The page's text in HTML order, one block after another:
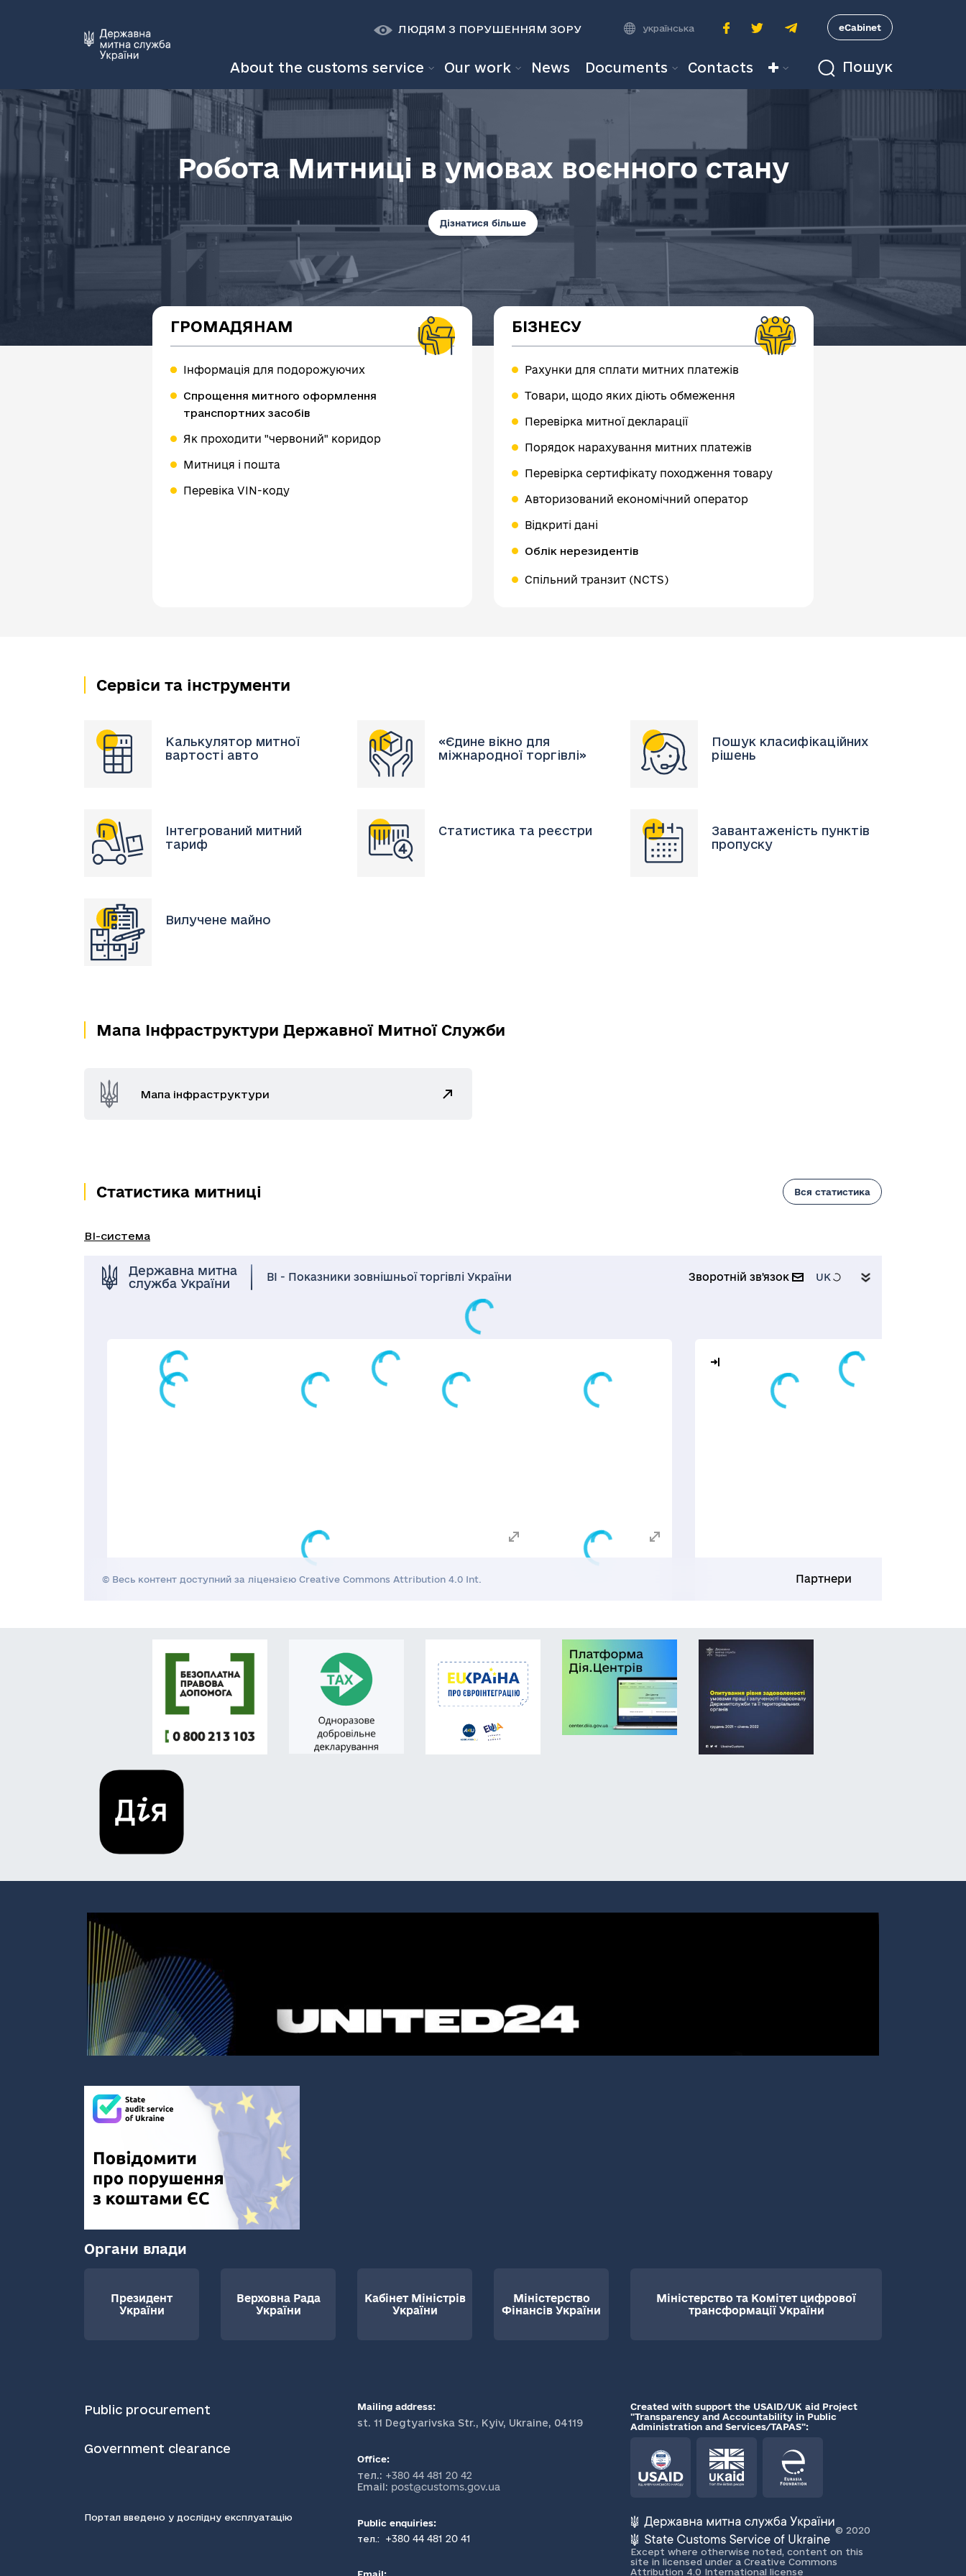
ЛЮДЯМ З ПОРУШЕННЯМ ЗОРУ
К К A A A
українська eCabinet
About the customs service Our work News Documents Contacts Пошук
Робота Митниці в умовах воєнного стану
Дізнатися більше
ГРОМАДЯНАМ
Інформація для подорожуючих
Спрощення митного оформлення
транспортних засобів
Як проходити "червоний" коридор
Митниця і пошта
Перевіка VIN-коду
БІЗНЕСУ
Рахунки для сплати митних платежів
Товари, щодо яких діють обмеження
Перевірка митної декларації
Порядок нарахування митних платежів
Перевірка сертифікату походження товару
Авторизований економічний оператор
Відкриті дані
Облік нерезидентів
Спільний транзит (NCTS)
Сервіси та інструменти
Калькулятор митної
вартості авто
«Єдине вікно для
міжнародної торгівлі»
Пошук класифікаційних
рішень
Інтегрований митний
тариф
Статистика та реєстри
Завантаженість пунктів
пропуску
Вилучене майно
Мапа Інфраструктури Державної Митної Служби
Мапа інфраструктури
Статистика митниці
BI-система
Вся статистика
Органи влади
Президент
України
Верховна Рада
України
Кабінет Міністрів
України
Міністерство
Фінансів України
Міністерство та Комітет цифрової
трансформації України
Public procurement
Government clearance
Портал введено у дослідну експлуатацію
Mailing address:
st. 11 Degtyarivska Str., Kyiv, Ukraine, 04119
Office:
тел.: +380 44 481 20 42
Email: post@customs.gov.ua
Public enquiries:
тел.:
+380 44 481 20 41
Email:
Created with support the USAID/UK aid Project
"Transparency and Accountability in Public
Administration and Services/TAPAS":
© 2020
Except where otherwise noted, content on this
site in licensed under a Creative Commons
Attribution 4.0 International license